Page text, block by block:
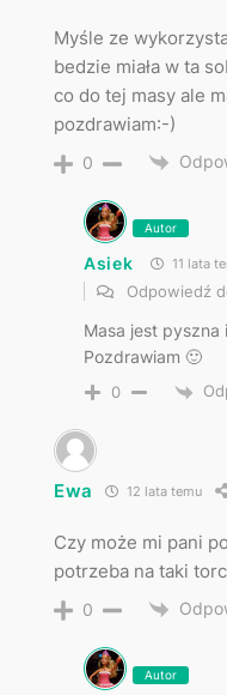
Myśle ze
bedzie miała w ta
co do tej masy ale
pozdrawiam:-)
0
Autor
Asiek 11 lata
Odpowiedź
Masa jest pyszna
Pozdrawiam 🙂
0
Ewa 12 lata temu
Czy może mi pani
potrzeba na taki
0
Autor